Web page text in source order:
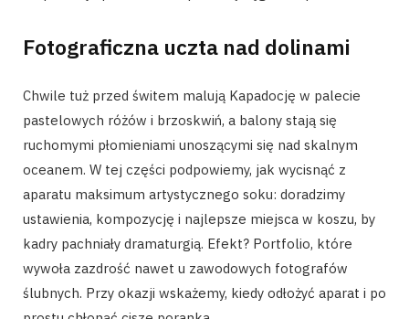
Fotograficzna uczta nad dolinami
Chwile tuż przed świtem malują Kapadocję w palecie
pastelowych różów i brzoskwiń, a balony stają się
ruchomymi płomieniami unoszącymi się nad skalnym
oceanem. W tej części podpowiemy, jak wycisnąć z
aparatu maksimum artystycznego soku: doradzimy
ustawienia, kompozycję i najlepsze miejsca w koszu, by
kadry pachniały dramaturgią. Efekt? Portfolio, które
wywoła zazdrość nawet u zawodowych fotografów
ślubnych. Przy okazji wskażemy, kiedy odłożyć aparat i po